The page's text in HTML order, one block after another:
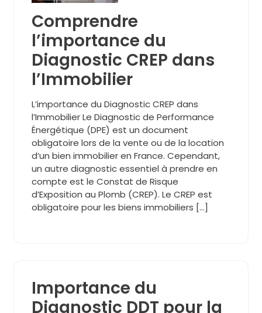
Comprendre
l’importance du
Diagnostic CREP dans
l’Immobilier
L’importance du Diagnostic CREP dans
l’Immobilier Le Diagnostic de Performance
Énergétique (DPE) est un document
obligatoire lors de la vente ou de la location
d’un bien immobilier en France. Cependant,
un autre diagnostic essentiel à prendre en
compte est le Constat de Risque
d’Exposition au Plomb (CREP). Le CREP est
obligatoire pour les biens immobiliers […]
Importance du
Diagnostic DDT pour la